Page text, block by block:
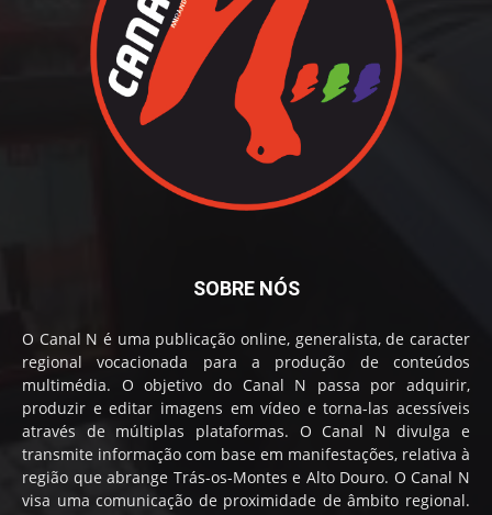
SOBRE NÓS
O Canal N é uma publicação online, generalista, de caracter
regional vocacionada para a produção de conteúdos
multimédia. O objetivo do Canal N passa por adquirir,
produzir e editar imagens em vídeo e torna-las acessíveis
através de múltiplas plataformas. O Canal N divulga e
transmite informação com base em manifestações, relativa à
região que abrange Trás-os-Montes e Alto Douro. O Canal N
visa uma comunicação de proximidade de âmbito regional.